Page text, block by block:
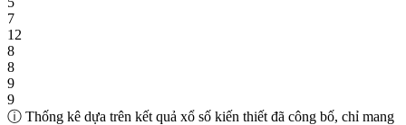
7
12
8
8
9
9
ⓘ Thống kê dựa trên kết quả xổ số kiến thiết đã công bố, chỉ mang